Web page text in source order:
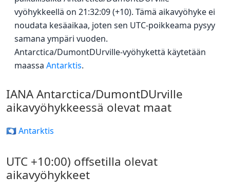
vyöhykkeellä on 21:32:09 (+10). Tämä aikavyöhyke ei
noudata kesäaikaa, joten sen UTC-poikkeama pysyy
samana ympäri vuoden.
Antarctica/DumontDUrville-vyöhykettä käytetään
maassa Antarktis.
IANA Antarctica/DumontDUrville
aikavyöhykkeessä olevat maat
🇦🇶 Antarktis
UTC +10:00) offsetilla olevat
aikavyöhykkeet